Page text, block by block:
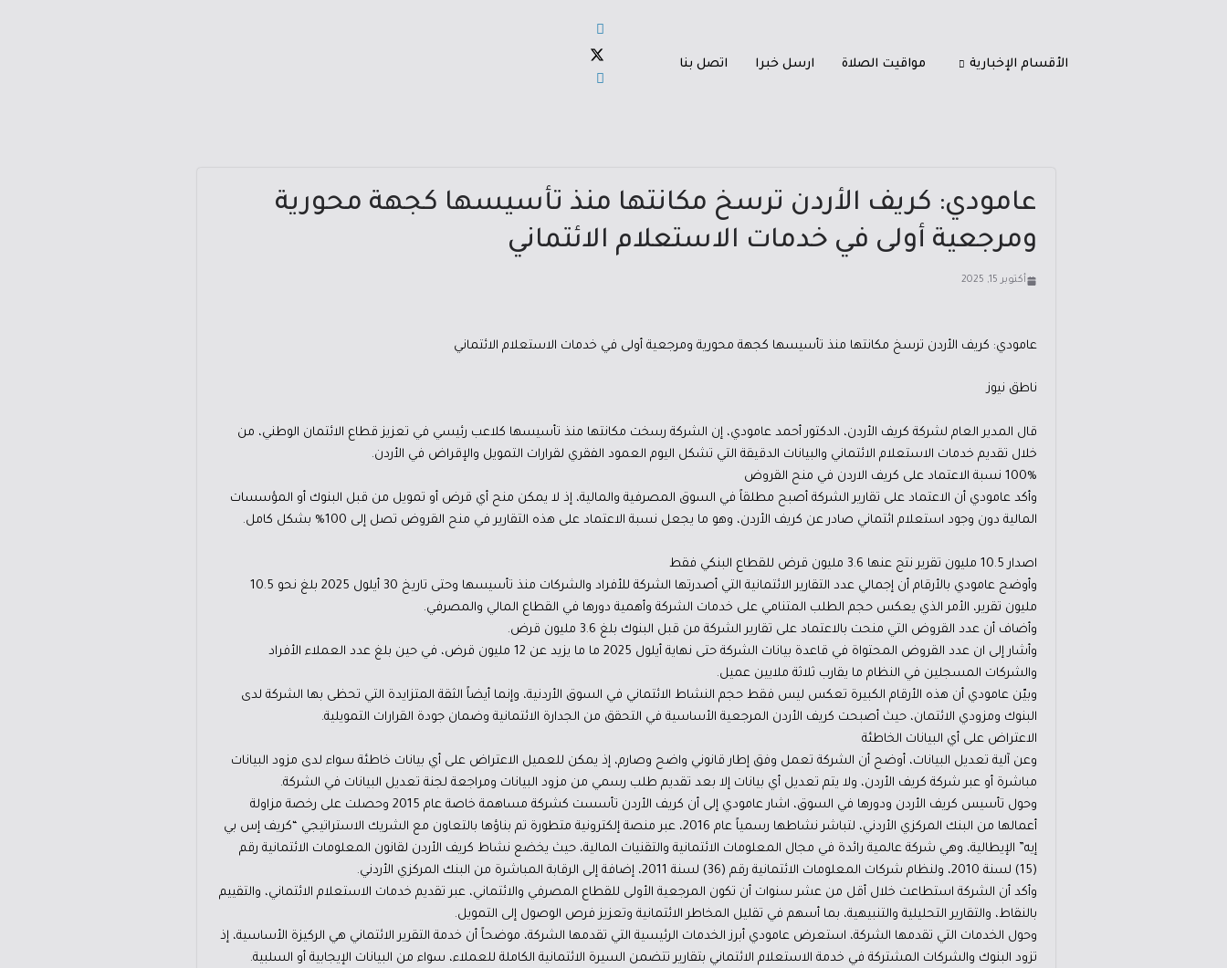
الأقسام الإخبارية مواقيت الصلاة ارسل خبرا اتصل بنا
عامودي: كريف الأردن ترسخ مكانتها منذ تأسيسها كجهة محورية
ومرجعية أولى في خدمات الاستعلام الائتماني
أكتوبر 15, 2025
عامودي: كريف الأردن ترسخ مكانتها منذ تأسيسها كجهة محورية ومرجعية أولى في خدمات الاستعلام الائتماني
ناطق نيوز
قال المدير العام لشركة كريف الأردن، الدكتور أحمد عامودي، إن الشركة رسخت مكانتها منذ تأسيسها كلاعب رئيسي في تعزيز قطاع الائتمان الوطني، من
خلال تقديم خدمات الاستعلام الائتماني والبيانات الدقيقة التي تشكل اليوم العمود الفقري لقرارات التمويل والإقراض في الأردن.
100% نسبة الاعتماد على كريف الاردن في منح القروض
وأكد عامودي أن الاعتماد على تقارير الشركة أصبح مطلقاً في السوق المصرفية والمالية، إذ لا يمكن منح أي قرض أو تمويل من قبل البنوك أو المؤسسات
المالية دون وجود استعلام ائتماني صادر عن كريف الأردن، وهو ما يجعل نسبة الاعتماد على هذه التقارير في منح القروض تصل إلى 100% بشكل كامل.
اصدار 10.5 مليون تقرير نتج عنها 3.6 مليون قرض للقطاع البنكي فقط
وأوضح عامودي بالأرقام أن إجمالي عدد التقارير الائتمانية التي أصدرتها الشركة للأفراد والشركات منذ تأسيسها وحتى تاريخ 30 أيلول 2025 بلغ نحو 10.5
مليون تقرير، الأمر الذي يعكس حجم الطلب المتنامي على خدمات الشركة وأهمية دورها في القطاع المالي والمصرفي.
وأضاف أن عدد القروض التي منحت بالاعتماد على تقارير الشركة من قبل البنوك بلغ 3.6 مليون قرض.
وأشار إلى ان عدد القروض المحتواة في قاعدة بيانات الشركة حتى نهاية أيلول 2025 ما ما يزيد عن 12 مليون قرض، في حين بلغ عدد العملاء الأفراد
والشركات المسجلين في النظام ما يقارب ثلاثة ملايين عميل.
وبيّن عامودي أن هذه الأرقام الكبيرة تعكس ليس فقط حجم النشاط الائتماني في السوق الأردنية، وإنما أيضاً الثقة المتزايدة التي تحظى بها الشركة لدى
البنوك ومزودي الائتمان، حيث أصبحت كريف الأردن المرجعية الأساسية في التحقق من الجدارة الائتمانية وضمان جودة القرارات التمويلية.
الاعتراض على أي البيانات الخاطئة
وعن آلية تعديل البيانات، أوضح أن الشركة تعمل وفق إطار قانوني واضح وصارم، إذ يمكن للعميل الاعتراض على أي بيانات خاطئة سواء لدى مزود البيانات
مباشرة أو عبر شركة كريف الأردن، ولا يتم تعديل أي بيانات إلا بعد تقديم طلب رسمي من مزود البيانات ومراجعة لجنة تعديل البيانات في الشركة.
وحول تأسيس كريف الأردن ودورها في السوق، اشار عامودي إلى أن كريف الأردن تأسست كشركة مساهمة خاصة عام 2015 وحصلت على رخصة مزاولة
أعمالها من البنك المركزي الأردني، لتباشر نشاطها رسمياً عام 2016، عبر منصة إلكترونية متطورة تم بناؤها بالتعاون مع الشريك الاستراتيجي “كريف إس بي
إيه” الإيطالية، وهي شركة عالمية رائدة في مجال المعلومات الائتمانية والتقنيات المالية، حيث يخضع نشاط كريف الأردن لقانون المعلومات الائتمانية رقم
(15) لسنة 2010، ولنظام شركات المعلومات الائتمانية رقم (36) لسنة 2011، إضافة إلى الرقابة المباشرة من البنك المركزي الأردني.
وأكد أن الشركة استطاعت خلال أقل من عشر سنوات أن تكون المرجعية الأولى للقطاع المصرفي والائتماني، عبر تقديم خدمات الاستعلام الائتماني، والتقييم
بالنقاط، والتقارير التحليلية والتنبيهية، بما أسهم في تقليل المخاطر الائتمانية وتعزيز فرص الوصول إلى التمويل.
وحول الخدمات التي تقدمها الشركة، استعرض عامودي أبرز الخدمات الرئيسية التي تقدمها الشركة، موضحاً أن خدمة التقرير الائتماني هي الركيزة الأساسية، إذ
تزود البنوك والشركات المشتركة في خدمة الاستعلام الائتماني بتقارير تتضمن السيرة الائتمانية الكاملة للعملاء، سواء من البيانات الإيجابية أو السلبية.